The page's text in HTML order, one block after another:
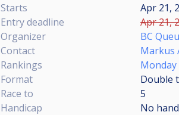
Starts
Apr 21,
Entry deadline
Apr 21,
Organizer
BC
Contact
Markus
Rankings
Format
Double
Race to
5
Handicap
No